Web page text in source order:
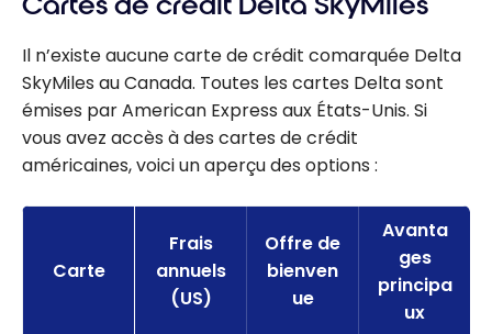
Il n’existe aucune carte de crédit comarquée Delta
SkyMiles au Canada. Toutes les cartes Delta sont
émises par American Express aux États-Unis. Si
vous avez accès à des cartes de crédit
américaines, voici un aperçu des options :
Carte
Frais
annuels
(US)
Offre de
bienven
ue
Avanta
ges
principa
ux